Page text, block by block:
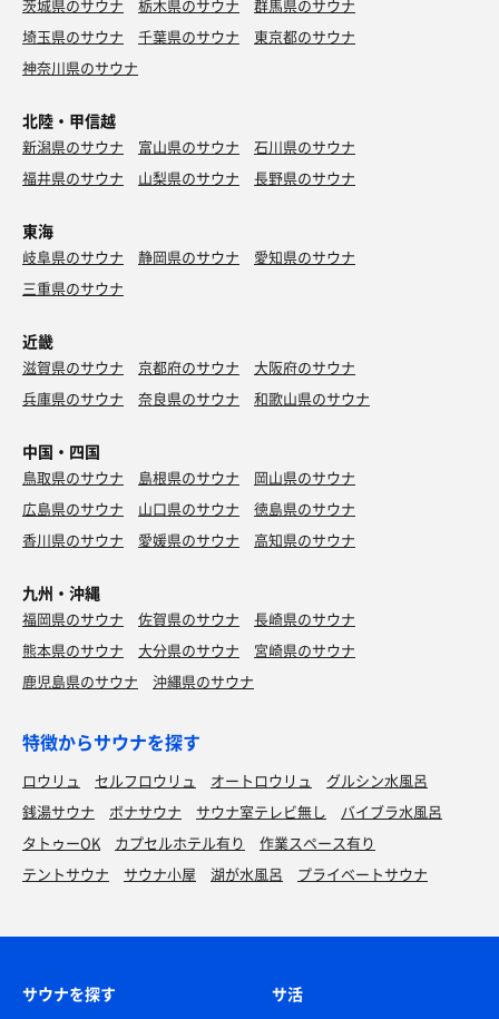
茨城県のサウナ 栃木県のサウナ
群馬県のサウナ
埼玉県のサウナ
千葉県のサウナ
東京都のサウナ
神奈川県のサウナ
北陸・甲信越
新潟県のサウナ 富山県のサウナ
石川県のサウナ
福井県のサウナ
山梨県のサウナ 長野県のサウナ
東海
岐阜県のサウナ 静岡県のサウナ
愛知県のサウナ
三重県のサウナ
近畿
滋賀県のサウナ 京都府のサウナ
大阪府のサウナ
兵庫県のサウナ
奈良県のサウナ 和歌山県のサウナ
中国・四国
鳥取県のサウナ 島根県のサウナ
岡山県のサウナ
広島県のサウナ
山口県のサウナ
徳島県のサウナ
香川県のサウナ
愛媛県のサウナ 高知県のサウナ
九州・沖縄
福岡県のサウナ 佐賀県のサウナ
長崎県のサウナ
熊本県のサウナ
大分県のサウナ
宮崎県のサウナ
鹿児島県のサウナ
沖縄県のサウナ
特徴からサウナを探す
ロウリュ セルフロウリュ オートロウリュ
グルシン水風呂
銭湯サウナ
ボナサウナ サウナ室テレビ無し
バイブラ水風呂
タトゥーOK
カプセルホテル有り
作業スペース有り
テントサウナ
サウナ小屋 湖が水風呂 プライベートサウナ
サウナを探す サ活